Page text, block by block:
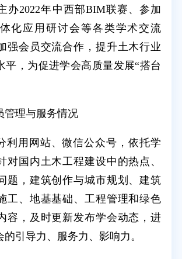
办2022年中西部BIM联赛、参加
化应用研讨会等各类学术交流
强会员交流合作，提升土木行业
平，为促进学会高质量发展“搭台
管理与服务情况
利用网站、微信公众号，依托学
对国内土木工程建设中的热点、
题，建筑创作与城市规划、建筑
工、地基基础、工程管理和绿色
容，及时更新发布学会动态，进
引导力、服务力、影响力。